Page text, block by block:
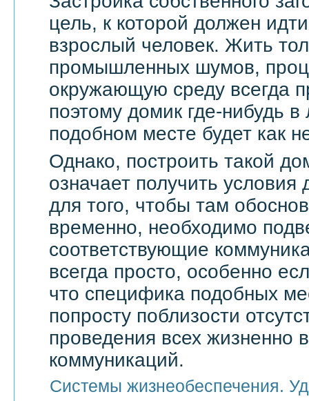
цель, к которой должен
взрослый человек. Жить
промышленных шумов,
окружающую среду всегда
поэтому домик где-нибудь
подобном месте будет как
Однако, построить такой
означает получить
для того, чтобы там
временно, необходимо
соответствующие
всегда просто, особенно
что специфика подобных
попросту поблизости
проведения всех жизненно
коммуникаций.
Системы жизнеобеспечения.